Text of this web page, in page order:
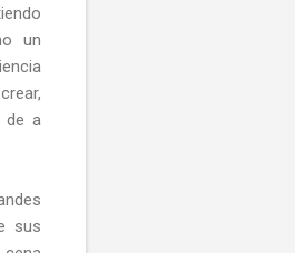
un
de a
sus